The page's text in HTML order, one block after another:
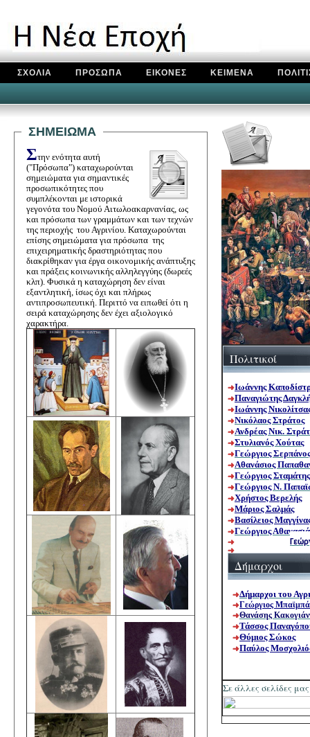
ΣΧΟΛΙΑ ΠΡΟΣΩΠΑ ΕΙΚΟΝΕΣ ΚΕΙΜΕΝΑ
Πολιτικοί
Ιωάννης
Παναγιώτης
Ιωάννης
Νικόλαος Στράτος
Ανδρέας Νικ.
Στυλιανός Χούτας
Γεώργιος Σερπάνος
Αθανάσιος
Γεώργιος Σταμάτης
Γεώργιος Ν.
Χρήστος Βερελής
Μάριος Σαλμάς
Βασίλειος
Γεώργιος
Δήμαρχοι
Δήμαρχοι του
Γεώργιος
Θανάσης
Τάσσος
Θύμιος Σώκος
Παύλος
Σε άλλες σελίδες
ΣΗΜΕΙΩΜΑ
Στην ενότητα αυτή
("Πρόσωπα") καταχωρούνται
σημειώματα για σημαντικές
προσωπικότητες που
συμπλέκονται με ιστορικά
γεγονότα του Νομού Αιτωλοακαρνανίας, ως
και πρόσωπα των γραμμάτων και των τεχνών
της περιοχής του Αγρινίου. Καταχωρούνται
επίσης σημειώματα για πρόσωπα της
επιχειρηματικής δραστηριότητας που
διακρίθηκαν για έργα οικονομικής ανάπτυξης
και πράξεις κοινωνικής αλληλεγγύης (δωρεές
κλπ). Φυσικά η καταχώρηση δεν είναι
εξαντλητική, ίσως όχι και πλήρως
αντιπροσωπευτική. Περιττό να ειπωθεί ότι η
σειρά καταχώρησης δεν έχει αξιολογικό
χαρακτήρα.